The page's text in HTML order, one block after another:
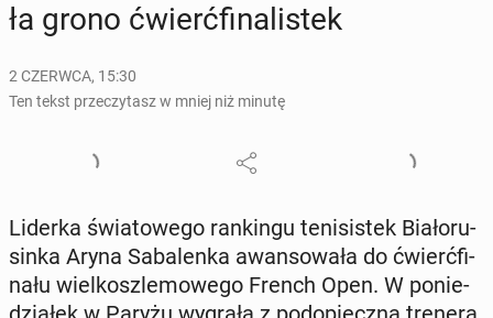
ła grono ćwierć­fi­na­li­stek
2 CZERWCA, 15:30
Ten tekst przeczytasz w mniej niż minutę
Liderka świa­to­we­go ran­kin­gu te­ni­si­stek Bia­ło­ru­
sin­ka Aryna Sa­ba­len­ka awan­so­wa­ła do ćwierć­fi­
na­łu wiel­kosz­le­mo­we­go French Open. W po­nie­